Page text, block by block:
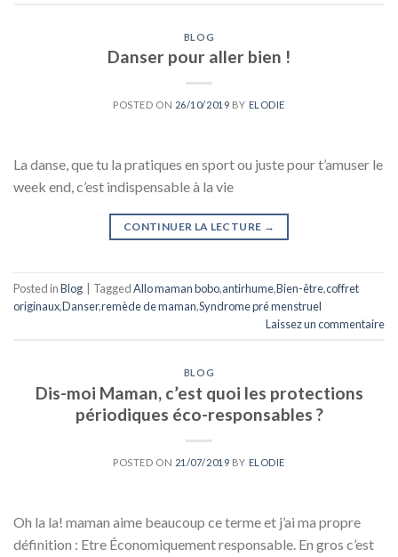
BLOG
Danser pour aller bien !
POSTED ON 26/10/2019 BY ELODIE
La danse, que tu la pratiques en sport ou juste pour t’amuser le
week end, c’est indispensable à la vie
CONTINUER LA LECTURE →
Posted inBlog TaggedAllo maman bobo,antirhume,Bien-être,coffret
originaux,Danser,remède de maman,Syndrome pré menstruel
Laissez un commentaire
BLOG
Dis-moi Maman, c’est quoi les protections
périodiques éco-responsables ?
POSTED ON 21/07/2019 BY ELODIE
Oh la la! maman aime beaucoup ce terme et j’ai ma propre
définition : Etre Économiquement responsable. En gros c’est